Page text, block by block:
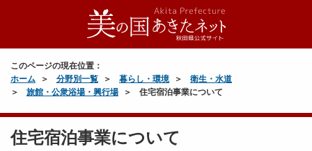
このページの現在位置：
ホーム
分野別一覧 暮らし・環境
衛生・水道
旅館・公衆浴場・興行場
住宅宿泊事業について
住宅宿泊事業について